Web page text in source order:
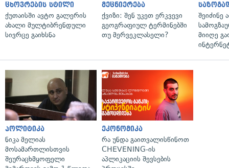
ცხოვრების სტილი
ქუთაისში ავტო გალერის
ახალი მულტიბრენდული
სივრცე გაიხსნა
მეცნიერება
ქვიზი: შენ უკეთ ერკვევი
გეოგრაფიულ ტერმინებში
თუ მერვეკლასელი?
შეიძინე
მიიღე
პოლიტიკა
ნიკა მელიას
მოსამართლისთვის
შეურაცხმყოფელი
ეკონომიკა
რა უნდა გაითვალისწინოთ
CHEVENING-ის
აპლიკაციის შევსების